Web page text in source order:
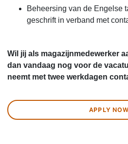
Beheersing van de Engelse
geschrift in verband met
Wil jij als magazijnmedewerker
dan vandaag nog voor de
neemt met twee werkdagen
APPLY NOW